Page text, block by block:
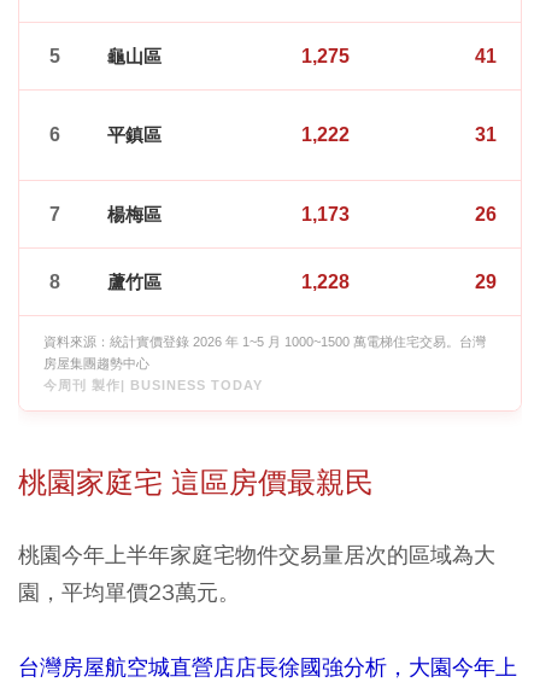
5 龜山區 1,275 41
6 平鎮區 1,222 31
7 楊梅區 1,173 26
8 蘆竹區 1,228 29
資料來源：統計實價登錄 2026 年 1~5 月 1000~1500 萬電梯住宅交易。台灣
房屋集團趨勢中心
今周刊 製作| BUSINESS TODAY
桃園家庭宅 這區房價最親民
桃園今年上半年家庭宅物件交易量居次的區域為大
園，平均單價23萬元。
台灣房屋航空城直營店店長徐國強分析，大園今年上